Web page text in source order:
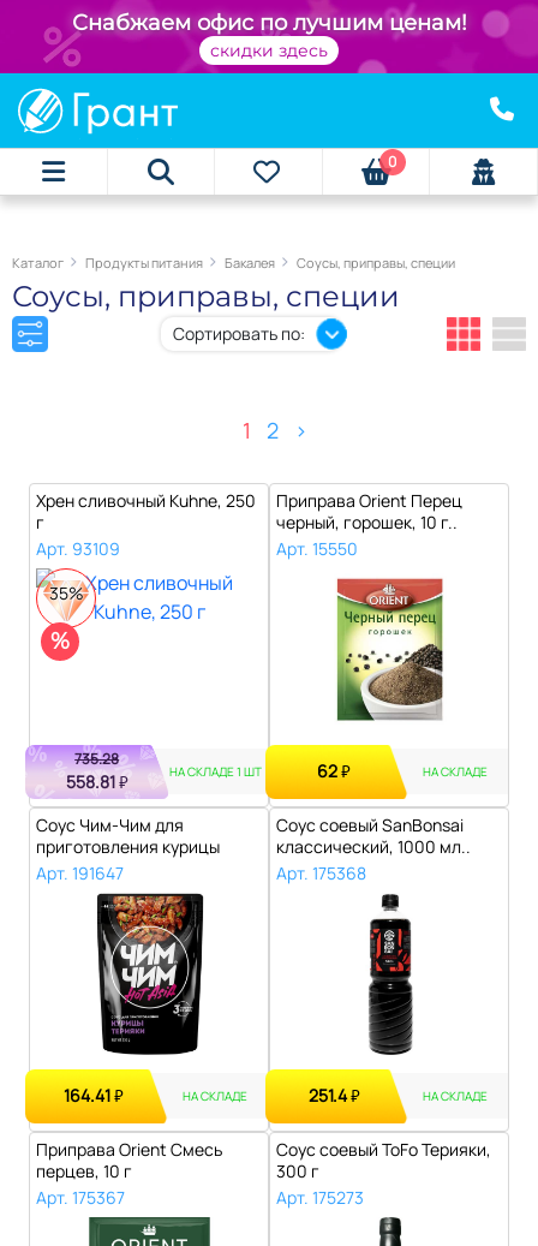
Снабжаем офис по лучшим ценам!
скидки здесь
0
Каталог Продукты питания Бакалея Соусы, приправы, специи
Соусы, приправы, специи
Сортировать по:
1 2 >
Хрен сливочный Kuhne, 250
г
Арт. 93109
35%
%
735.28
558.81₽
НА СКЛАДЕ 1 ШТ
Приправа Orient Перец
черный, горошек, 10 г..
Арт. 15550
62₽ НА СКЛАДЕ
Соус Чим-Чим для
приготовления курицы
терияки, 150 г..
Арт. 191647
164.41₽ НА СКЛАДЕ
Соус соевый SanBonsai
классический, 1000 мл..
Арт. 175368
251.4₽ НА СКЛАДЕ
Приправа Orient Смесь
перцев, 10 г
Арт. 175367
Соус соевый ToFo Терияки,
300 г
Арт. 175273